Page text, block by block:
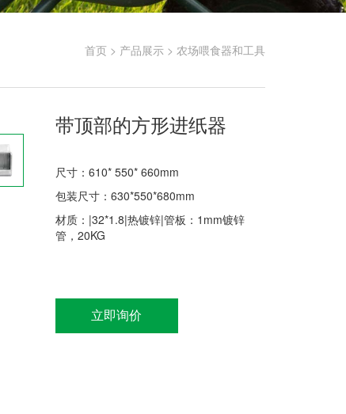
首页 > 产品展示 > 农场喂食器和工具
带顶部的方形进纸器
尺寸：610* 550* 660mm
包装尺寸：630*550*680mm
材质：|32*1.8|热镀锌|管板：1mm镀锌
管，20KG
立即询价